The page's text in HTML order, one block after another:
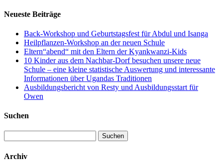
Neueste Beiträge
Back-Workshop und Geburtstagsfest für Abdul und Isanga
Heilpflanzen-Workshop an der neuen Schule
Eltern“abend“ mit den Eltern der Kyankwanzi-Kids
10 Kinder aus dem Nachbar-Dorf besuchen unsere neue
Schule – eine kleine statistische Auswertung und interessante
Informationen über Ugandas Traditionen
Ausbildungsbericht von Resty und Ausbildungsstart für
Owen
Suchen
nach:
Archiv